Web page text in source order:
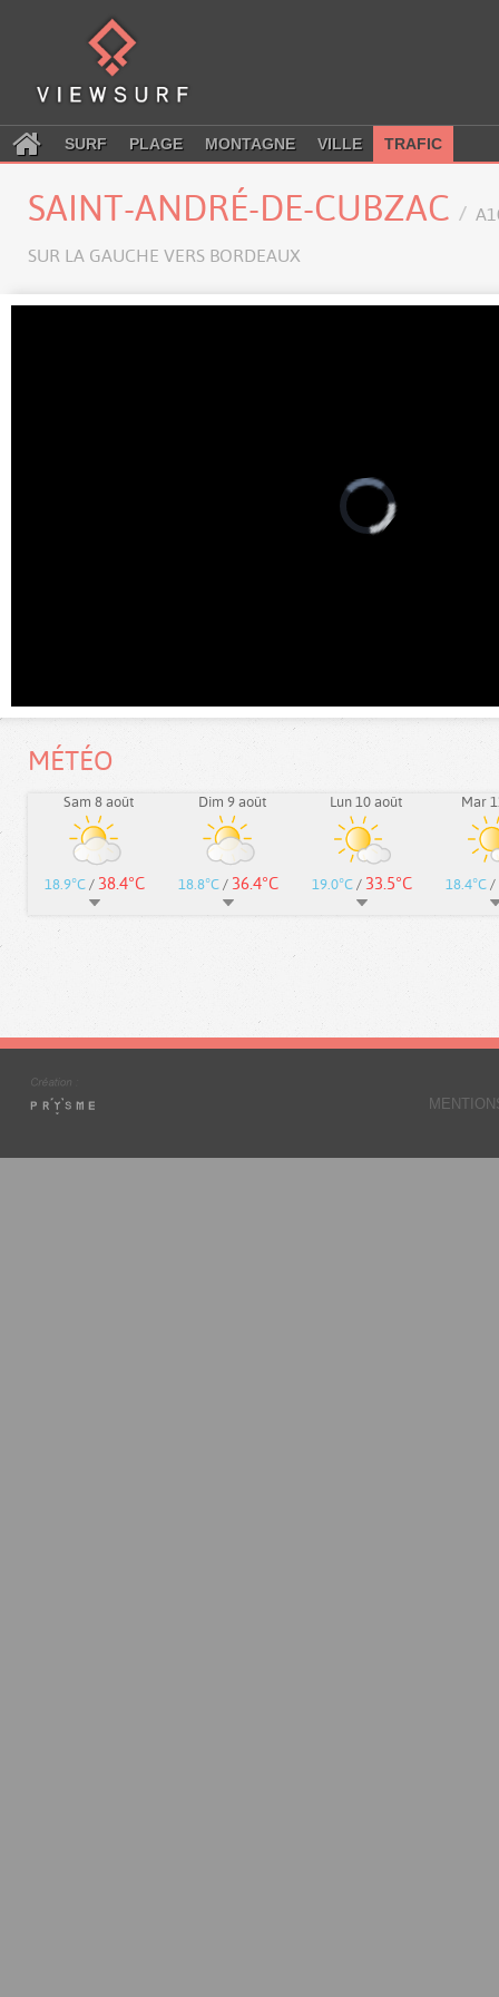
SURF PLAGE MONTAGNE VILLE TRAFIC
SAINT-ANDRÉ-DE-CUBZAC
SUR LA GAUCHE VERS BORDEAUX
MÉTÉO
Sam 8 août
18.9°C / 38.4°C
Dim 9 août
18.8°C / 36.4°C
Lun 10 août
19.0°C / 33.5°C
Mar
18.4°C /